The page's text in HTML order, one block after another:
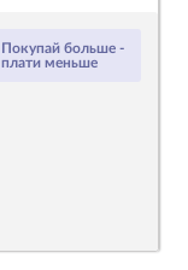
Покупай больше -
плати меньше